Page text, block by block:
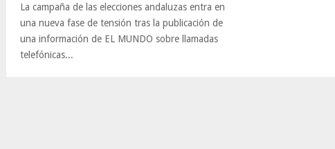
La campaña de las elecciones andaluzas entra en
una nueva fase de tensión tras la publicación de
una información de EL MUNDO sobre llamadas
telefónicas...